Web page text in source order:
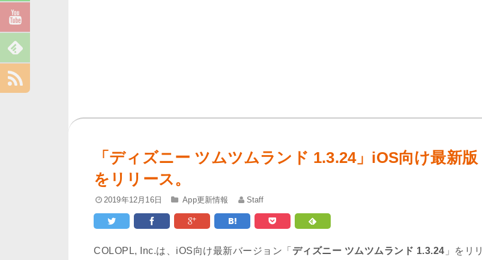
「ディズニー ツムツムランド 1.3.24」iOS向け最新版
をリリース。
2019年12月16日 App更新情報 Staff
COLOPL, Inc.は、iOS向け最新バージョン「 ディズニー ツムツムランド 1.3.24 」をリリ